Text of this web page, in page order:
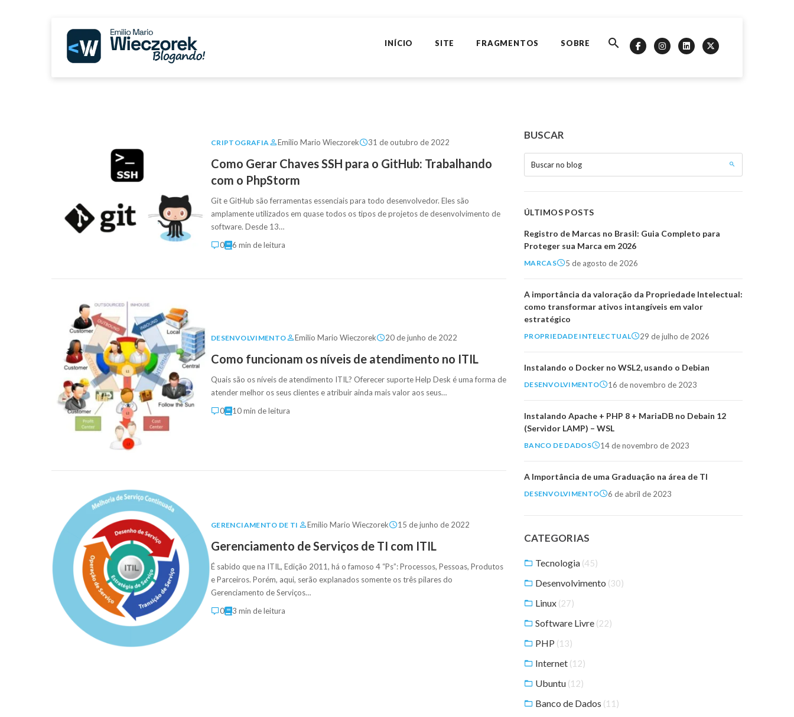
INÍCIO SITE FRAGMENTOS SOBRE
CRIPTOGRAFIA Emilio Mario Wieczorek 31 de outubro de 2022
Como Gerar Chaves SSH para o GitHub: Trabalhando
com o PhpStorm
Git e GitHub são ferramentas essenciais para todo desenvolvedor. Eles são
amplamente utilizados em quase todos os tipos de projetos de desenvolvimento de
software. Desde 13…
0
6 min de leitura
DESENVOLVIMENTO Emilio Mario Wieczorek 20 de junho de 2022
Como funcionam os níveis de atendimento no ITIL
Quais são os níveis de atendimento ITIL? Oferecer suporte Help Desk é uma forma de
atender melhor os seus clientes e atribuir ainda mais valor aos seus…
0
10 min de leitura
GERENCIAMENTO DE TI Emilio Mario Wieczorek 15 de junho de 2022
Gerenciamento de Serviços de TI com ITIL
É sabido que na ITIL, Edição 2011, há o famoso 4 “Ps”: Processos, Pessoas, Produtos
e Parceiros. Porém, aqui, serão explanados somente os três pilares do
Gerenciamento de Serviços…
0
3 min de leitura
BUSCAR
Buscar no blog
ÚLTIMOS POSTS
Registro de Marcas no Brasil: Guia Completo para
Proteger sua Marca em 2026
MARCAS 5 de agosto de 2026
A importância da valoração da Propriedade Intelectual:
como transformar ativos intangíveis em valor
estratégico
PROPRIEDADE INTELECTUAL 29 de julho de 2026
Instalando o Docker no WSL2, usando o Debian
DESENVOLVIMENTO 16 de novembro de 2023
Instalando Apache + PHP 8 + MariaDB no Debain 12
(Servidor LAMP) – WSL
BANCO DE DADOS 14 de novembro de 2023
A Importância de uma Graduação na área de TI
DESENVOLVIMENTO 6 de abril de 2023
CATEGORIAS
Tecnologia (45)
Desenvolvimento (30)
Linux (27)
Software Livre (22)
PHP (13)
Internet (12)
Ubuntu (12)
Banco de Dados (11)